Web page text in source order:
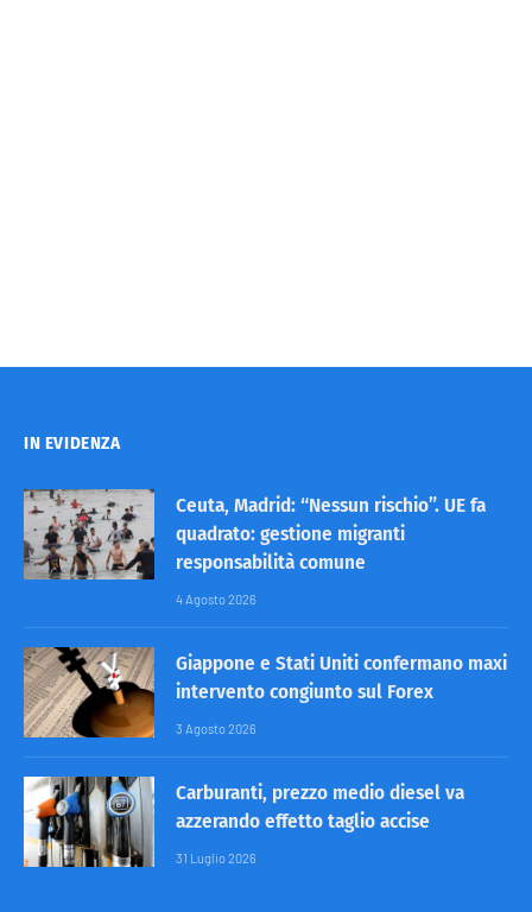
IN EVIDENZA
Ceuta, Madrid: “Nessun rischio”. UE fa
quadrato: gestione migranti
responsabilità comune
4 Agosto 2026
Giappone e Stati Uniti confermano maxi
intervento congiunto sul Forex
3 Agosto 2026
Carburanti, prezzo medio diesel va
azzerando effetto taglio accise
31 Luglio 2026